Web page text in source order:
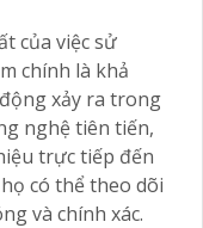
của việc sử
chính là khả
xảy ra trong
nghệ tiên tiến,
trực tiếp đến
có thể theo dõi
và chính xác.